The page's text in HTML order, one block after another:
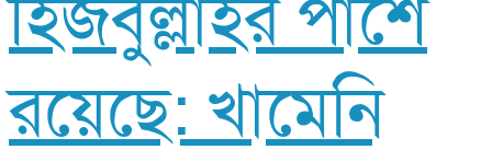
হিজবুল্লাহর পাশে
রয়েছে: খামেনি